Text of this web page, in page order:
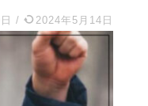
/ 2024年5月14日